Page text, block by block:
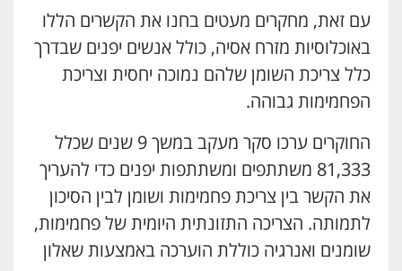
עם זאת, מחקרים מעטים בחנו את הקשרים הללו
באוכלוסיות מזרח אסיה, כולל אנשים יפנים שבדרך
כלל צריכת השומן שלהם נמוכה יחסית וצריכת
הפחמימות גבוהה.
החוקרים ערכו סקר מעקב במשך 9 שנים שכלל
81,333 משתתפים ומשתתפות יפנים כדי להעריך
את הקשר בין צריכת פחמימות ושומן לבין הסיכון
לתמותה. הצריכה התזונתית היומית של פחמימות,
שומנים ואנרגיה כוללת הוערכה באמצעות שאלון